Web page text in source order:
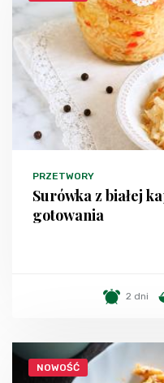
PRZETWORY
Surówka z białej
gotowania
2 dni
NOWOŚĆ